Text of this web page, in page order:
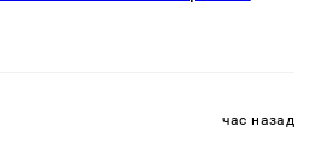
час назад